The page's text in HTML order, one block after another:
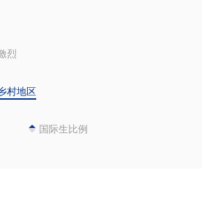
烈
村地区
国际生比例